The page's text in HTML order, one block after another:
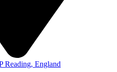
Reading, England